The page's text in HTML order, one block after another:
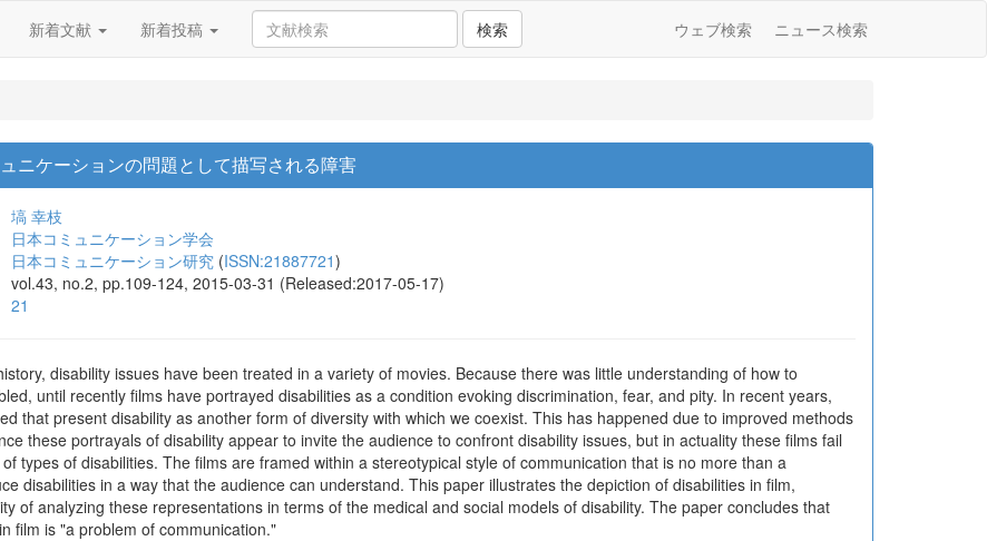
新着文献 新着投稿 検索 ウェブ検索 ニュース検索
ニケーションの問題として描写される障害
塙 幸枝
日本コミュニケーション学会
日本コミュニケーション研究 (ISSN:21887721)
vol.43, no.2, pp.109-124, 2015-03-31 (Released:2017-05-17)
21
disability issues have been treated in a variety of movies. Because there was little understanding of how to
until recently films have portrayed disabilities as a condition evoking discrimination, fear, and pity. In recent years,
that present disability as another form of diversity with which we coexist. This has happened due to improved methods
these portrayals of disability appear to invite the audience to confront disability issues, but in actuality these films fail
types of disabilities. The films are framed within a stereotypical style of communication that is no more than a
disabilities in a way that the audience can understand. This paper illustrates the depiction of disabilities in film,
of analyzing these representations in terms of the medical and social models of disability. The paper concludes that
film is "a problem of communication."